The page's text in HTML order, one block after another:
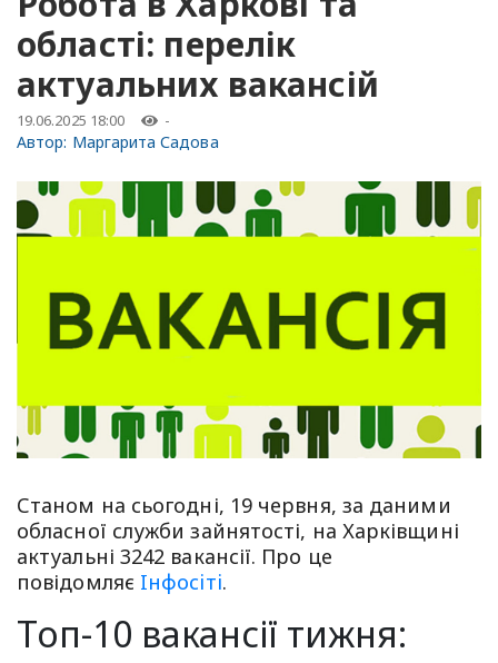
області: перелік
актуальних вакансій
19.06.2025 18:00 -
Автор: Маргарита Садова
Станом на сьогодні, 19 червня, за даними
обласної служби зайнятості, на Харківщині
актуальні 3242 вакансії. Про це
повідомляє Iнфосiтi.
Топ-10 вакансії тижня: